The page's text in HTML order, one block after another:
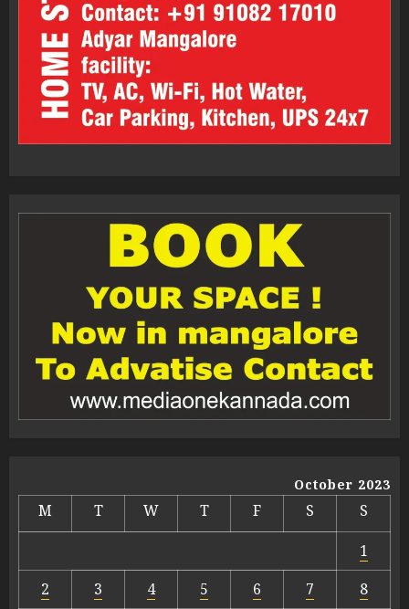
October 2023
M T W T F S
S
1
2
3 4 5 6 7
8